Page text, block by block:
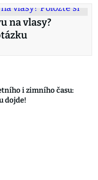
na vlasy?
i zimního času:
dojde!